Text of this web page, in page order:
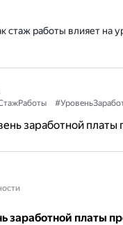
стаж работы влияет на
заработной
заработной платы